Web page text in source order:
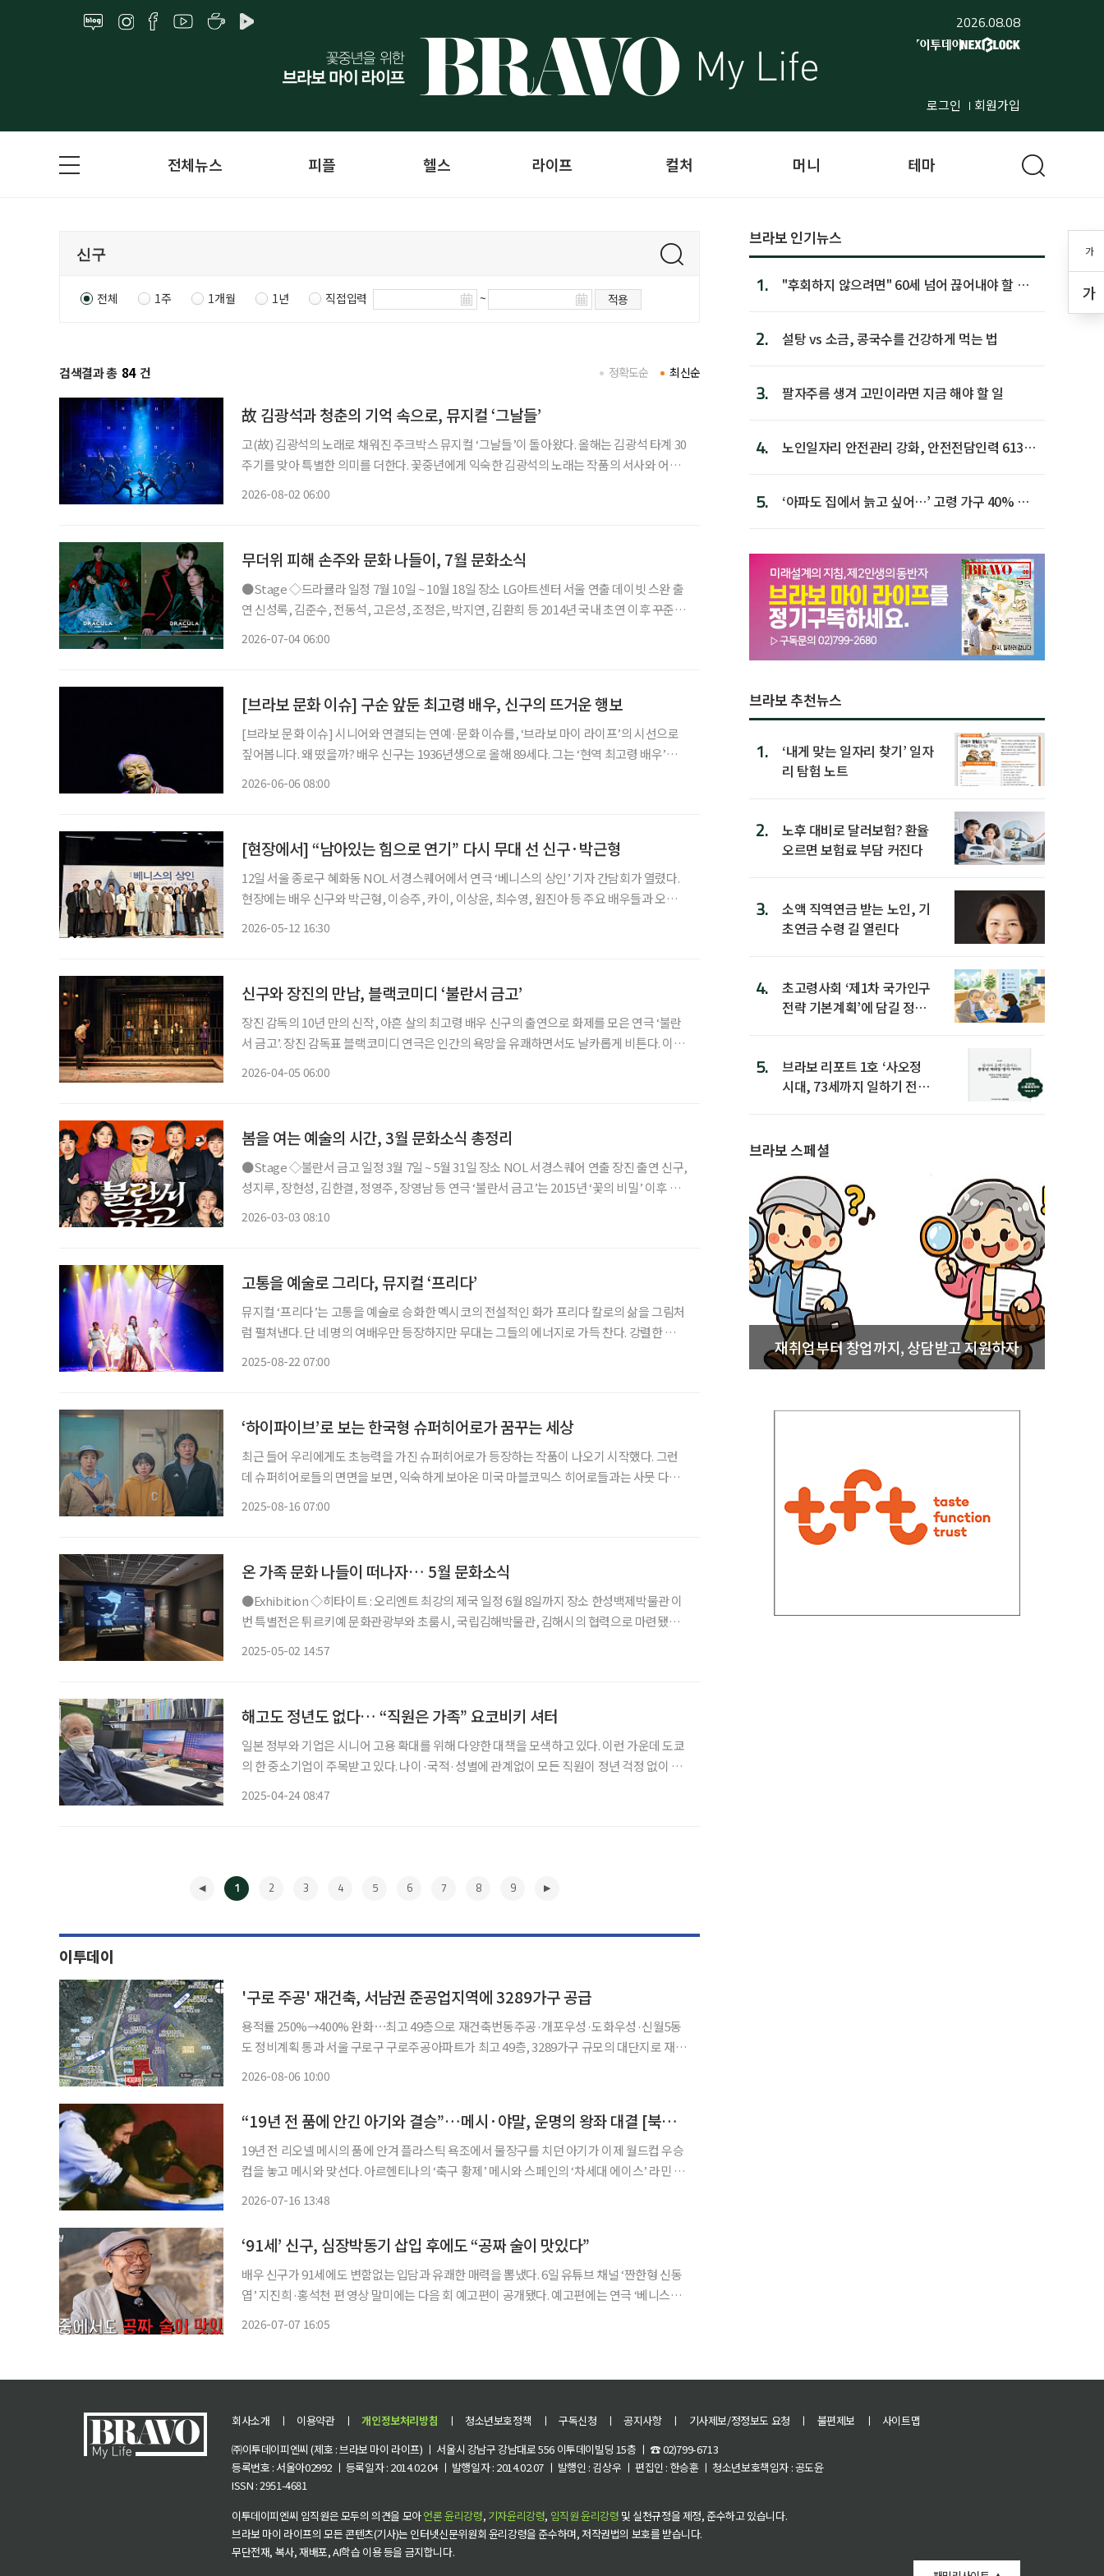
2026.08.08
로그인 회원가입
가
가
전체뉴스 피플 헬스 라이프 컬처 머니 테마
전체 1주 1개월 1년 직접입력 ~ 적용
검색결과 총 84 건 최신순
정확도순
故 김광석과 청춘의 기억 속으로, 뮤지컬 ‘그날들’
고(故) 김광석의 노래로 채워진 주크박스 뮤지컬 ‘그날들’이 돌아왔다. 올해는 김광석 타계 30
주기를 맞아 특별한 의미를 더한다. 꽃중년에게 익숙한 김광석의 노래는 작품의 서사와 어우
2026-08-02 06:00
무더위 피해 손주와 문화 나들이, 7월 문화소식
●Stage ◇드라큘라 일정 7월 10일 ~ 10월 18일 장소 LG아트센터 서울 연출 데이빗 스완 출
연 신성록, 김준수, 전동석, 고은성, 조정은, 박지연, 김환희 등 2014년 국내 초연 이후 꾸준히
2026-07-04 06:00
[브라보 문화 이슈] 구순 앞둔 최고령 배우, 신구의 뜨거운 행보
[브라보 문화 이슈] 시니어와 연결되는 연예·문화 이슈를, ‘브라보 마이 라이프’의 시선으로
짚어봅니다. 왜 떴을까? 배우 신구는 1936년생으로 올해 89세다. 그는 ‘현역 최고령 배우’라
2026-06-06 08:00
[현장에서] “남아있는 힘으로 연기” 다시 무대 선 신구·박근형
12일 서울 종로구 혜화동 NOL 서경스퀘어에서 연극 ‘베니스의 상인’ 기자 간담회가 열렸다.
현장에는 배우 신구와 박근형, 이승주, 카이, 이상윤, 최수영, 원진아 등 주요 배우들과 오경
2026-05-12 16:30
신구와 장진의 만남, 블랙코미디 ‘불란서 금고’
장진 감독의 10년 만의 신작, 아흔 살의 최고령 배우 신구의 출연으로 화제를 모은 연극 ‘불란
서 금고’. 장진 감독표 블랙코미디 연극은 인간의 욕망을 유쾌하면서도 날카롭게 비튼다. 이
2026-04-05 06:00
봄을 여는 예술의 시간, 3월 문화소식 총정리
●Stage ◇불란서 금고 일정 3월 7일 ~ 5월 31일 장소 NOL 서경스퀘어 연출 장진 출연 신구,
성지루, 장현성, 김한결, 정영주, 장영남 등 연극 ‘불란서 금고’는 2015년 ‘꽃의 비밀’ 이후 약
2026-03-03 08:10
고통을 예술로 그리다, 뮤지컬 ‘프리다’
뮤지컬 ‘프리다’는 고통을 예술로 승화한 멕시코의 전설적인 화가 프리다 칼로의 삶을 그림처
럼 펼쳐낸다. 단 네 명의 여배우만 등장하지만 무대는 그들의 에너지로 가득 찬다. 강렬한 걸스
2025-08-22 07:00
‘하이파이브’로 보는 한국형 슈퍼히어로가 꿈꾸는 세상
최근 들어 우리에게도 초능력을 가진 슈퍼히어로가 등장하는 작품이 나오기 시작했다. 그런
데 슈퍼히어로들의 면면을 보면, 익숙하게 보아온 미국 마블코믹스 히어로들과는 사뭇 다르
2025-08-16 07:00
온 가족 문화 나들이 떠나자… 5월 문화소식
●Exhibition ◇히타이트 : 오리엔트 최강의 제국 일정 6월 8일까지 장소 한성백제박물관 이
번 특별전은 튀르키예 문화관광부와 초룸시, 국립김해박물관, 김해시의 협력으로 마련됐다.
2025-05-02 14:57
해고도 정년도 없다… “직원은 가족” 요코비키 셔터
일본 정부와 기업은 시니어 고용 확대를 위해 다양한 대책을 모색하고 있다. 이런 가운데 도쿄
의 한 중소기업이 주목받고 있다. 나이·국적·성별에 관계없이 모든 직원이 정년 걱정 없이 일
2025-04-24 08:47
1 2 3 4 5 6 7 8 9
이투데이
'구로 주공' 재건축, 서남권 준공업지역에 3289가구 공급
용적률 250%→400% 완화⋯최고 49층으로 재건축번동주공·개포우성·도화우성·신월5동
도 정비계획 통과 서울 구로구 구로주공아파트가 최고 49층, 3289가구 규모의 대단지로 재건
2026-08-06 10:00
“19년 전 품에 안긴 아기와 결승”…메시·야말, 운명의 왕좌 대결 [북중미 월드컵]
19년 전 리오넬 메시의 품에 안겨 플라스틱 욕조에서 물장구를 치던 아기가 이제 월드컵 우승
컵을 놓고 메시와 맞선다. 아르헨티나의 ‘축구 황제’ 메시와 스페인의 ‘차세대 에이스’ 라민 야
2026-07-16 13:48
‘91세’ 신구, 심장박동기 삽입 후에도 “공짜 술이 맛있다”
배우 신구가 91세에도 변함없는 입담과 유쾌한 매력을 뽐냈다. 6일 유튜브 채널 ‘짠한형 신동
엽’ 지진희·홍석천 편 영상 말미에는 다음 회 예고편이 공개됐다. 예고편에는 연극 ‘베니스의
2026-07-07 16:05
브라보 인기뉴스
1.
"후회하지 않으려면" 60세 넘어 끊어내야 할 사
2. 설탕 vs 소금, 콩국수를 건강하게 먹는 법
3. 팔자주름 생겨 고민이라면 지금 해야 할 일
4.
노인일자리 안전관리 강화, 안전전담인력 613명
5.
‘아파도 집에서 늙고 싶어…’ 고령 가구 40% 노
브라보 추천뉴스
1.
‘내게 맞는 일자리 찾기’ 일자
리 탐험 노트
2.
노후 대비로 달러보험? 환율
오르면 보험료 부담 커진다
3.
소액 직역연금 받는 노인, 기
초연금 수령 길 열린다
4.
초고령사회 ‘제1차 국가인구
전략 기본계획’에 담길 정책
5.
브라보 리포트 1호 ‘사오정
시대, 73세까지 일하기 전략’
브라보 스페셜
재취업부터 창업까지, 상담받고 지원하자
회사소개 ㅣ 이용약관 ㅣ 개인정보처리방침 ㅣ 청소년보호정책 ㅣ 구독신청 ㅣ 공지사항 ㅣ 기사제보/정정보도 요청 ㅣ 불편제보 ㅣ
사이트맵
㈜이투데이피엔씨 (제호 : 브라보 마이 라이프) ㅣ 서울시 강남구 강남대로 556 이투데이빌딩 15층 ㅣ ☎ 02)799-6713
등록번호 : 서울아02992 ㅣ 등록일자 : 2014.02.04 ㅣ 발행일자 : 2014.02.07 ㅣ 발행인 : 김상우 ㅣ 편집인 : 한승훈 ㅣ 청소년보호책임자 : 공도윤
ISSN : 2951-4681
이투데이피엔씨 임직원은 모두의 의견을 모아언론 윤리강령, 기자윤리강령, 임직원 윤리강령 및 실천규정을 제정, 준수하고 있습니다.
브라보 마이 라이프의 모든 콘텐츠(기사)는 인터넷신문위원회 윤리강령을 준수하며, 저작권법의 보호를 받습니다.
무단전재, 복사, 재배포, AI학습 이용 등을 금지합니다.